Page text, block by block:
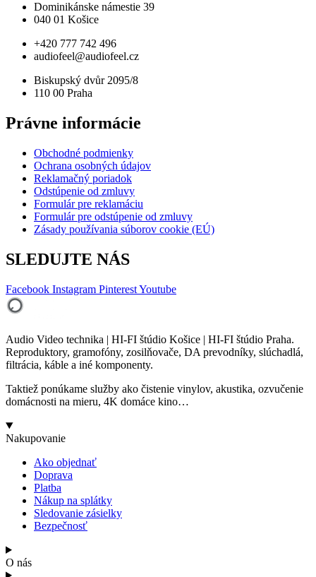
Dominikánske námestie 39
040 01 Košice
+420 777 742 496
audiofeel@audiofeel.cz
Biskupský dvůr 2095/8
110 00 Praha
Právne informácie
Obchodné podmienky
Ochrana osobných údajov
Reklamačný poriadok
Odstúpenie od zmluvy
Formulár pre reklamáciu
Formulár pre odstúpenie od zmluvy
Zásady používania súborov cookie (EÚ)
SLEDUJTE NÁS
Facebook Instagram PinterestYoutube
Audio Video technika | HI-FI štúdio Košice | HI-FI štúdio Praha.
Reproduktory, gramofóny, zosilňovače, DA prevodníky, slúchadlá,
filtrácia, káble a iné komponenty.
Taktiež ponúkame služby ako čistenie vinylov, akustika, ozvučenie
domácnosti na mieru, 4K domáce kino…
Nakupovanie
Ako objednať
Doprava
Platba
Nákup na splátky
Sledovanie zásielky
Bezpečnosť
O nás